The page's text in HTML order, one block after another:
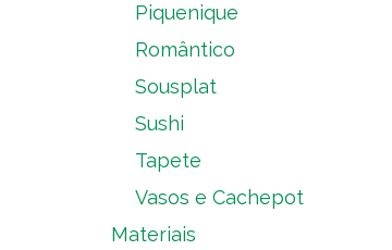
Piquenique
Romântico
Sousplat
Sushi
Tapete
Vasos e Cachepot
Materiais